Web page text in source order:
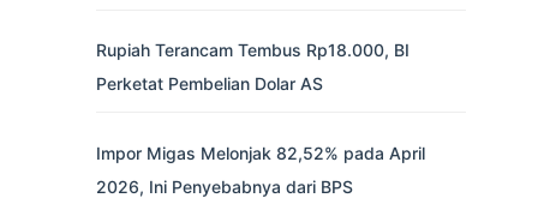
Rupiah Terancam Tembus Rp18.000, BI
Perketat Pembelian Dolar AS
Impor Migas Melonjak 82,52% pada April
2026, Ini Penyebabnya dari BPS